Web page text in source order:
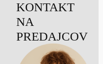
KONTAKT
NA
PREDAJCOV